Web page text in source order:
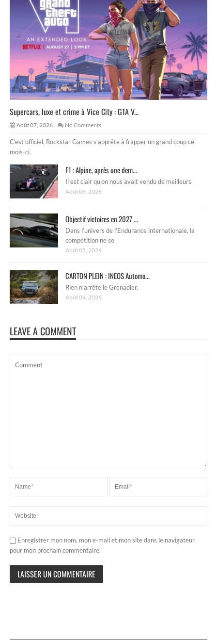
Supercars, luxe et crime à Vice City : GTA V...
Août 07, 2026 No Comments
C’est officiel, Rockstar Games s’apprête à frapper un grand coup ce
mois-ci.
F1 : Alpine, après une dem...
Il est clair qu’on nous avait vendu de meilleurs
Août 06, 2026
Objectif victoires en 2027 ...
Dans l’univers de l’Endurance internationale, la
compétition ne se
Août 05, 2026
CARTON PLEIN : INEOS Automo...
Rien n’arrête le Grenadier.
Août 04, 2026
LEAVE A COMMENT
Enregistrer mon nom, mon e-mail et mon site dans le navigateur
pour mon prochain commentaire.